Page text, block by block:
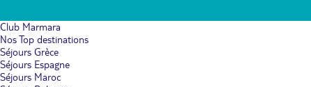
Club Marmara
Nos Top destinations
Séjours Grèce
Séjours Espagne
Séjours Maroc